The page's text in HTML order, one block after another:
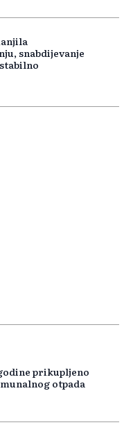
snabdijevanje
prikupljeno
otpada